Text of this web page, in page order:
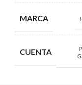
MARCA
CUENTA